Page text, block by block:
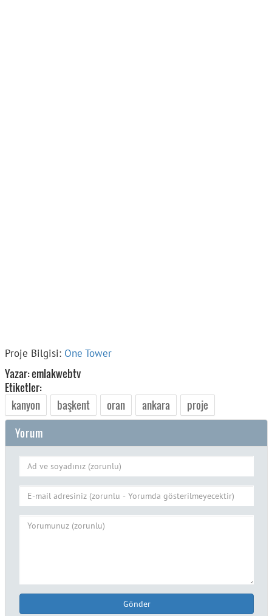
Proje Bilgisi: One Tower
Yazar: emlakwebtv
Etiketler:
kanyon
başkent oran ankara
proje
Yorum
Gönder